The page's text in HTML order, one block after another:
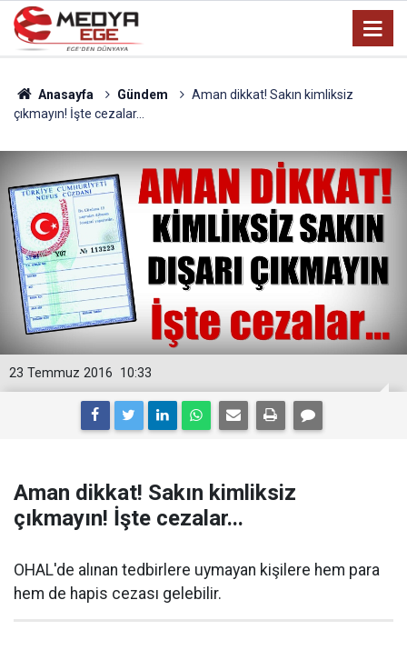
Anasayfa Gündem
Aman dikkat! Sakın kimliksiz
çıkmayın! İşte cezalar...
10:33
23 Temmuz 2016
Aman dikkat! Sakın kimliksiz
çıkmayın! İşte cezalar...
OHAL'de alınan tedbirlere uymayan kişilere hem para
hem de hapis cezası gelebilir.